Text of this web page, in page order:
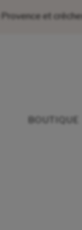
Provence et
BOUTIQUE